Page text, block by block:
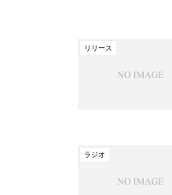
リリース
ラジオ